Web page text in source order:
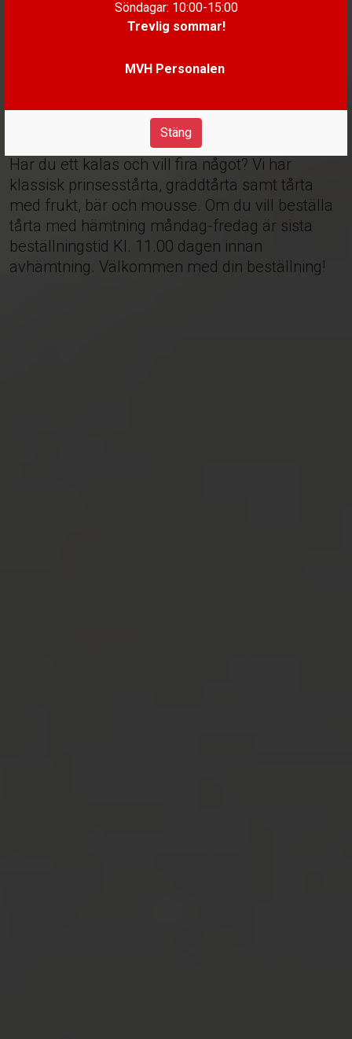
Söndagar: 10:00-15:00
Trevlig sommar!
MVH Personalen
Stäng
ÅKANTEN KONDITORI
Har du ett kalas och vill fira något? Vi har
klassisk prinsesstårta, gräddtårta samt tårta
med frukt, bär och mousse. Om du vill beställa
tårta med hämtning måndag-fredag är sista
beställningstid Kl. 11.00 dagen innan
avhämtning. Välkommen med din beställning!